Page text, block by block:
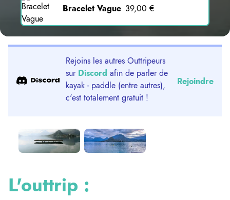
Bracelet Vague 39,00 €
Rejoins les autres Outtripeurs
sur Discord afin de parler de
kayak - paddle (entre autres),
c'est totalement gratuit !
Rejoindre
L'outtrip :